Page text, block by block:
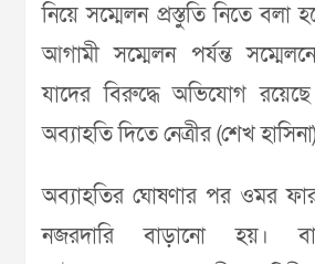
নিয়ে সম্মেলন প্রস্তুতি নিতে বলা
আগামী সম্মেলন পর্যন্ত
যাদের বিরুদ্ধে অভিযোগ
অব্যাহতি দিতে নেত্রীর (শেখ
অব্যাহতির ঘোষণার পর ওমর
নজরদারি বাড়ানো হয়।